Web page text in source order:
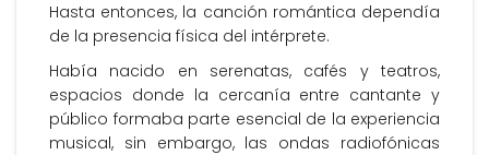
Hasta entonces, la canción romántica dependía
de la presencia física del intérprete.
Había nacido en serenatas, cafés y teatros,
espacios donde la cercanía entre cantante y
público formaba parte esencial de la experiencia
musical, sin embargo, las ondas radiofónicas